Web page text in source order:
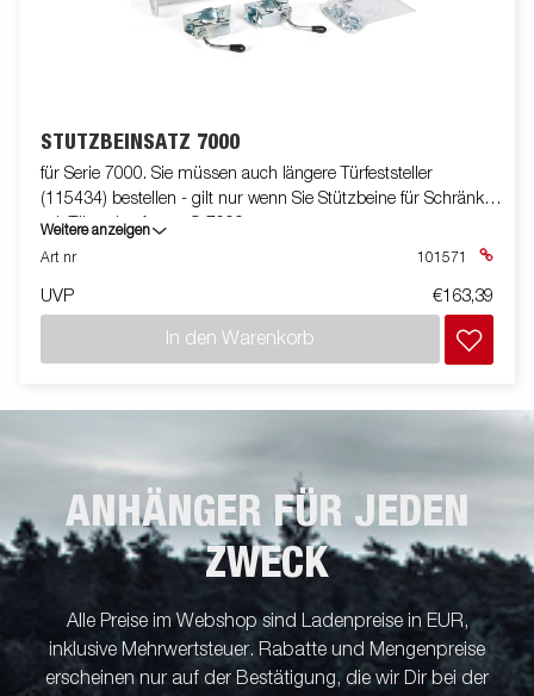
STÜTZBEINSATZ 7000
für Serie 7000. Sie müssen auch längere Türfeststeller
(115434) bestellen - gilt nur wenn Sie Stützbeine für Schränke
mit Türen kaufen an S-7000
Weitere anzeigen
Art nr
101571
UVP €163,39
In den Warenkorb
ANHÄNGER FÜR JEDEN
ZWECK
Alle Preise im Webshop sind Ladenpreise in EUR,
inklusive Mehrwertsteuer. Rabatte und Mengenpreise
erscheinen nur auf der Bestätigung, die wir Dir bei der